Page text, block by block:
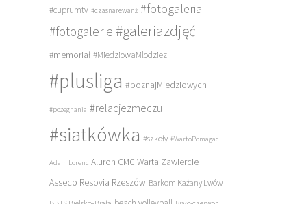
#cuprumtv #czasnarewanż #fotogaleria
#fotogalerie #galeriazdjęć
#memoriał #MiedziowaMlodziez
#plusliga #poznajMiedziowych
#pożegnania #relacjezmeczu
#siatkówka #szkoły #WartoPomagac
Adam Lorenc Aluron CMC Warta Zawiercie
Asseco Resovia Rzeszów Barkom Każany Lwów